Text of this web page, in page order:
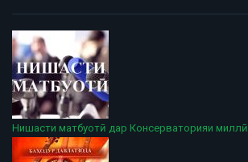
Нишасти матбуотӣ дар Консерваторияи миллӣ